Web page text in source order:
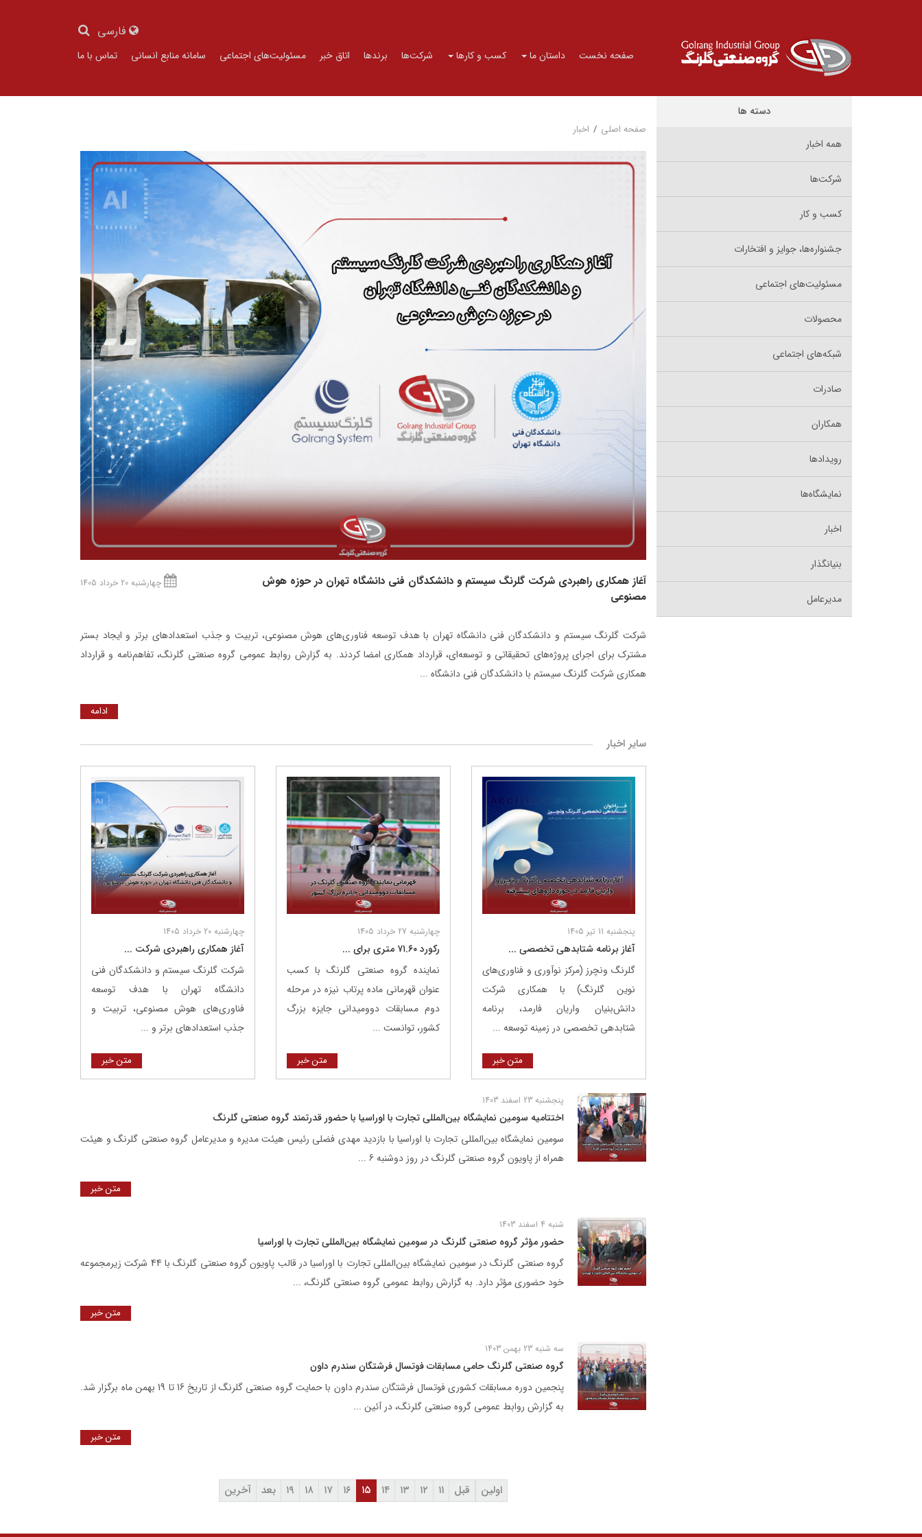
فارسی
صفحه نخست داستان ما کسب و کارها شرکت‌ها برندها اتاق خبر مسئولیت‌های اجتماعی سامانه منابع انسانی تماس با ما
دسته ها
همه اخبار
شرکت‌ها
کسب و کار
جشنواره‌ها، جوایز و افتخارات
مسئولیت‌های اجتماعی
محصولات
شبکه‌های اجتماعی
صادرات
همکاران
رویدادها
نمایشگاه‌ها
اخبار
بنیانگذار
مدیرعامل
صفحه اصلی / اخبار
آغاز همکاری راهبردی شرکت گلرنگ‌ سیستم و دانشکدگان فنی دانشگاه تهران در حوزه هوش
مصنوعی
چهارشنبه 20 خرداد 1405
شرکت گلرنگ ‌سیستم و دانشکدگان فنی دانشگاه تهران با هدف توسعه فناوری‌های هوش مصنوعی، تربیت و جذب استعدادهای برتر و ایجاد بستر
مشترک برای اجرای پروژه‌های تحقیقاتی و توسعه‌ای، قرارداد همکاری امضا کردند. به گزارش روابط عمومی گروه صنعتی گلرنگ، تفاهم‌نامه و قرارداد
همکاری شرکت گلرنگ سیستم با دانشکدگان فنی دانشگاه ...
ادامه
سایر اخبار
پنجشنبه 11 تیر 1405
آغاز برنامه شتابدهی تخصصی ...
گلرنگ ونچرز (مرکز نوآوری و فناوری‌های
نوین گلرنگ) با همکاری شرکت
دانش‌بنیان واریان فارمد، برنامه
شتابدهی تخصصی در زمینه توسعه ...
متن خبر
چهارشنبه 27 خرداد 1405
رکورد ۷۱.۶۰ متری برای ...
نماینده گروه صنعتی گلرنگ با کسب
عنوان قهرمانی ماده پرتاب نیزه در مرحله
دوم مسابقات دوومیدانی جایزه بزرگ
کشور، توانست ...
متن خبر
چهارشنبه 20 خرداد 1405
آغاز همکاری راهبردی شرکت ...
شرکت گلرنگ ‌سیستم و دانشکدگان فنی
دانشگاه تهران با هدف توسعه
فناوری‌های هوش مصنوعی، تربیت و
جذب استعدادهای برتر و ...
متن خبر
پنجشنبه 23 اسفند 1403
اختتامیه سومین نمایشگاه بین‌المللی تجارت با اوراسیا با حضور قدرتمند گروه صنعتی گلرنگ
سومین نمایشگاه بین‌المللی تجارت با اوراسیا با بازدید مهدی فضلی رئیس هیئت مدیره و مدیرعامل گروه صنعتی گلرنگ و هیئت
همراه از پاویون گروه صنعتی گلرنگ در روز دوشنبه 6 ...
متن خبر
شنبه 4 اسفند 1403
حضور مؤثر گروه صنعتی گلرنگ در سومین نمایشگاه بین‌المللی تجارت با اوراسیا
گروه صنعتی گلرنگ در سومین نمایشگاه بین‌المللی تجارت با اوراسیا در قالب پاویون گروه صنعتی گلرنگ با 44 شرکت زیرمجموعه
خود حضوری مؤثر دارد. به گزارش روابط عمومی گروه صنعتی گلرنگ، ...
متن خبر
سه شنبه 23 بهمن 1403
گروه صنعتی گلرنگ حامی مسابقات فوتسال فرشتگان سندرم داون
پنجمین دوره مسابقات کشوری فوتسال فرشتگان سندرم داون با حمایت گروه صنعتی گلرنگ از تاریخ 16 تا 19 بهمن ماه برگزار شد.
به گزارش روابط عمومی گروه صنعتی گلرنگ، در آئین ...
متن خبر
اولین قبل ۱۱ ۱۲ ۱۳ ۱۴ ۱۵ ۱۶ ۱۷ ۱۸ ۱۹ بعد آخرین
شرکت ها
برند ها
موسسه خیریه استاد فضلی
مرکز علمی ـ کاربردی گلرنگ